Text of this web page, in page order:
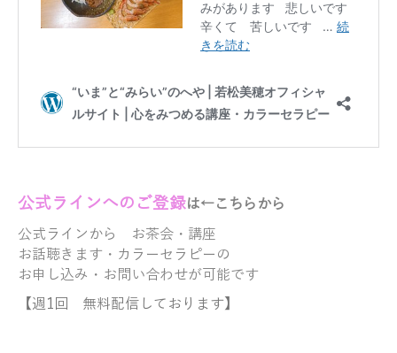
公式ラ イ ンへのご登録は←こちらから
公式ラインから
お茶会・講座
お話聴きます・ カラーセラピーの
お申し込み・お問い合わせが可能です
【週1回 無料配信しております】